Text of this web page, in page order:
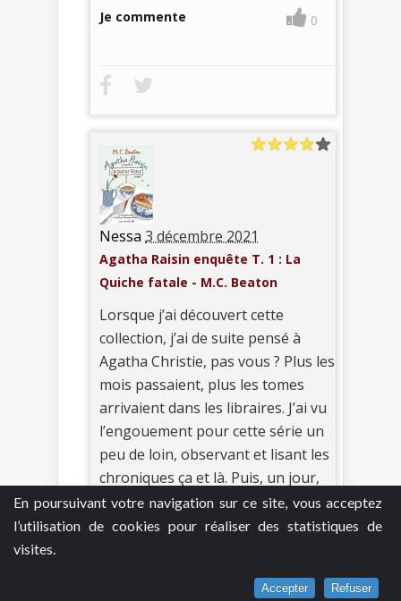
En poursuivant votre navigation sur ce site, vous acceptez
l’utilisation de cookies pour réaliser des statistiques de
visites.
Accepter Refuser
Je commente 0
Nessa 3 décembre 2021
Agatha Raisin enquête T. 1 : La
Quiche fatale - M.C. Beaton
Lorsque j’ai découvert cette
collection, j’ai de suite pensé à
Agatha Christie, pas vous ? Plus les
mois passaient, plus les tomes
arrivaient dans les libraires. J’ai vu
l’engouement pour cette série un
peu de loin, observant et lisant les
chroniques ça et là. Puis, un jour,
de passage dans une nouvelle
librairie, je me suis laissée tenter….
Je me suis laissée surprendre par